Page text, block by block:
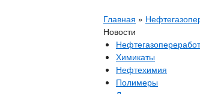
Главная »
Новости
Химикаты
Нефтехимия
Полимеры